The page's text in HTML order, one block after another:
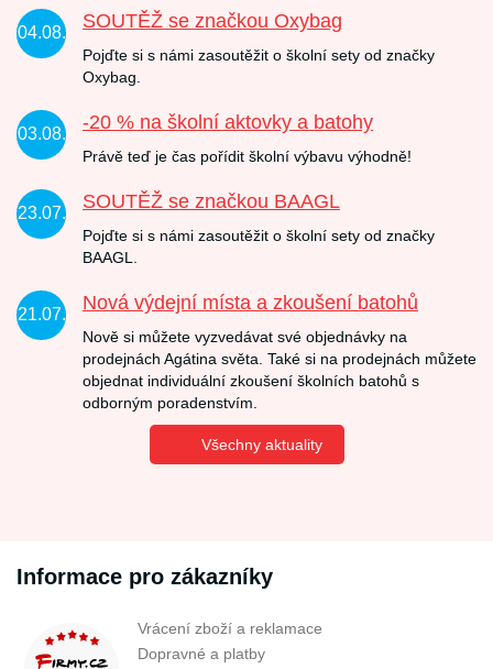
04.08.
SOUTĚŽ se značkou Oxybag
Pojďte si s námi zasoutěžit o školní sety od značky
Oxybag.
03.08.
-20 % na školní aktovky a batohy
Právě teď je čas pořídit školní výbavu výhodně!
23.07.
SOUTĚŽ se značkou BAAGL
Pojďte si s námi zasoutěžit o školní sety od značky
BAAGL.
21.07.
Nová výdejní místa a zkoušení batohů
Nově si můžete vyzvedávat své objednávky na
prodejnách Agátina světa. Také si na prodejnách můžete
objednat individuální zkoušení školních batohů s
odborným poradenstvím.
Všechny aktuality
Informace pro zákazníky
Vrácení zboží a reklamace
Dopravné a platby